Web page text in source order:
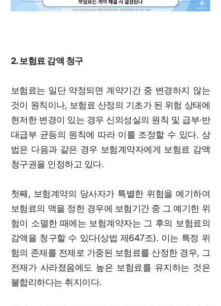
2. 보험료 감액 청구
보험료는 일단 약정되면 계약기간 중 변경하지 않는
것이 원칙이나, 보험료 산정의 기초가 된 위험 상태에
현저한 변경이 있는 경우 신의성실의 원칙 및 급부·반
대급부 균등의 원칙에 따라 이를 조정할 수 있다. 상
법은 다음과 같은 경우 보험계약자에게 보험료 감액
청구권을 인정하고 있다.
첫째, 보험계약의 당사자가 특별한 위험을 예기하여
보험료의 액을 정한 경우에 보험기간 중 그 예기한 위
험이 소멸한 때에는 보험계약자는 그 후의 보험료의
감액을 청구할 수 있다(상법 제647조). 이는 특정 위
험의 존재를 전제로 가중된 보험료를 산정한 경우, 그
전제가 사라졌음에도 높은 보험료를 유지하는 것은
불합리하다는 취지이다.